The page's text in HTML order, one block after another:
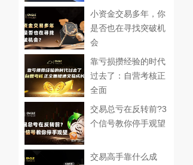
小资金交易多年，你
是否也在寻找突破机
会
靠亏损攒经验的时代
过去了：自营考核正
全面
交易总亏在反转前?3
个信号教你停手观望
交易高手靠什么成